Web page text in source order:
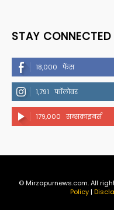
STAY CONNECTED
18,000 फैंस
1,791 फॉलोवर
179,000 सब्सक्राइबर्स
© Mirzapurnews.com. All
Policy|